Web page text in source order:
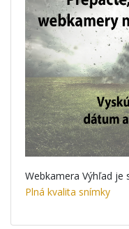
Webkamera Výhľad
Plná kvalita snímky